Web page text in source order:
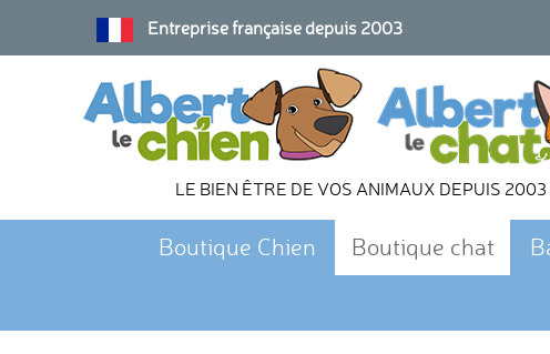
Entreprise française depuis 2003
LE BIEN ÊTRE DE VOS ANIMAUX DEPUIS 2003
Boutique Chien Boutique chat